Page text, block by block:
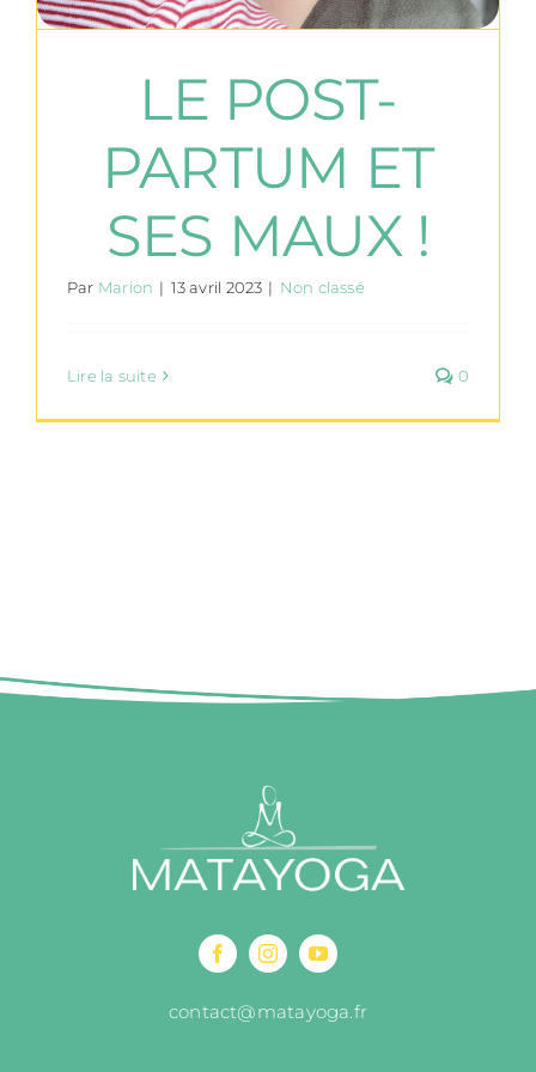
LE POST-
PARTUM ET
SES MAUX !
Par Marion | 13 avril 2023 | Non classé
Lire la suite 0
contact@matayoga.fr